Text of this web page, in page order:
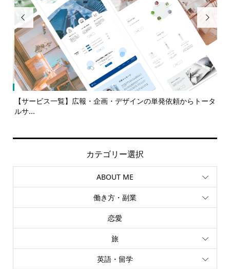

【サービス一覧】広報・企画・デザインの単発依頼からトータ
ルサ...

カテゴリー選択
ABOUT ME
働き方・副業
恋愛
旅
英語・留学